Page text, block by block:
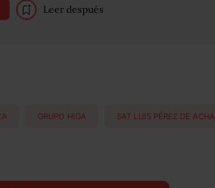
Leer después
GRUPO HIGA SAT LUIS PÉREZ DE ACHA